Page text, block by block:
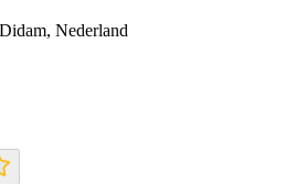
Nederland